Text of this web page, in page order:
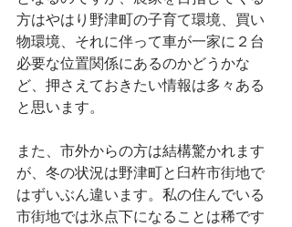
方はやはり野津町の子育て環境、買い
物環境、それに伴って車が一家に２台
必要な位置関係にあるのかどうかな
ど、押さえておきたい情報は多々ある
と思います。
また、市外からの方は結構驚かれます
が、冬の状況は野津町と臼杵市街地で
はずいぶん違います。私の住んでいる
市街地では氷点下になることは稀です